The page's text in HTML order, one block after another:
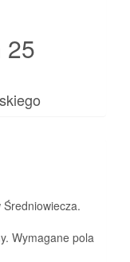
25
Wymagane pola